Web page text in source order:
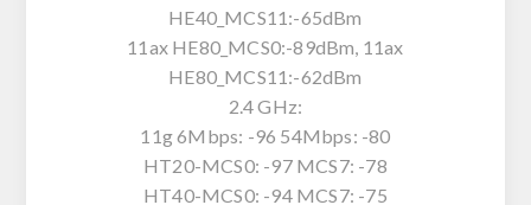
HE40_MCS11:-65dBm
11ax HE80_MCS0:-89dBm, 11ax
HE80_MCS11:-62dBm
2.4 GHz:
11g 6Mbps: -96 54Mbps: -80
HT20-MCS0: -97 MCS7: -78
HT40-MCS0: -94 MCS7: -75